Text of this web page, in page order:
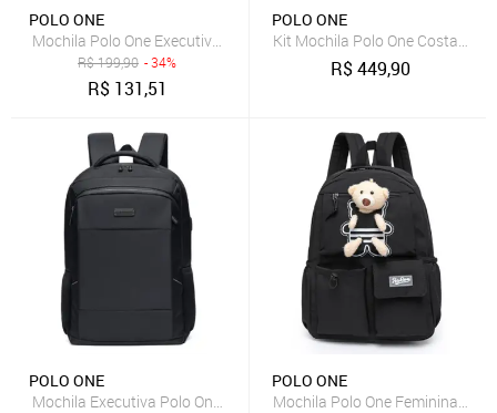
POLO ONE
Mochila Polo One Executiva Resistente Notebook Grande
R$199,90 - 34%
R$ 131,51
POLO ONE
Kit Mochila Polo One Costas
R$449,90
POLO ONE
Mochila Executiva Polo One Masculina Reforçada Para Notebook
POLO ONE
Mochila Polo One Feminina